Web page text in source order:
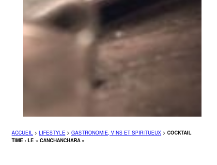
ACCUEIL > LIFESTYLE > GASTRONOMIE, VINS ET SPIRITUEUX > COCKTAIL
TIME : LE « CANCHANCHARA »